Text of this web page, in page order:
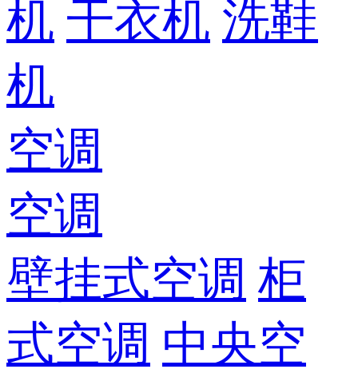
机 干衣机 洗鞋
机
空调
空调
壁挂式空调 柜
式空调 中央空